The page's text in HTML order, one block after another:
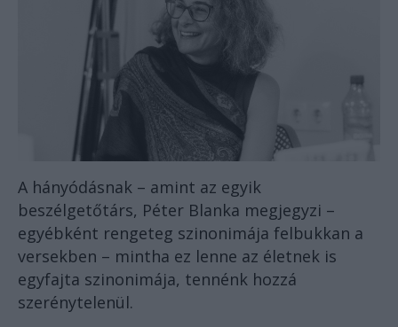
A hányódásnak – amint az egyik
beszélgetőtárs, Péter Blanka megjegyzi –
egyébként rengeteg szinonimája felbukkan a
versekben – mintha ez lenne az életnek is
egyfajta szinonimája, tennénk hozzá
szerénytelenül.